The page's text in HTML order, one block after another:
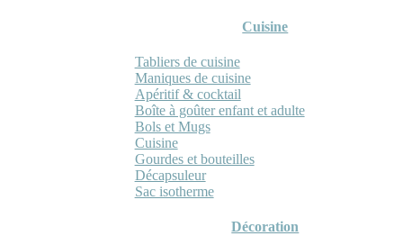
Cuisine
Tabliers de cuisine
Maniques de cuisine
Apéritif & cocktail
Boîte à goûter enfant et adulte
Bols et Mugs
Cuisine
Gourdes et bouteilles
Décapsuleur
Sac isotherme
Décoration